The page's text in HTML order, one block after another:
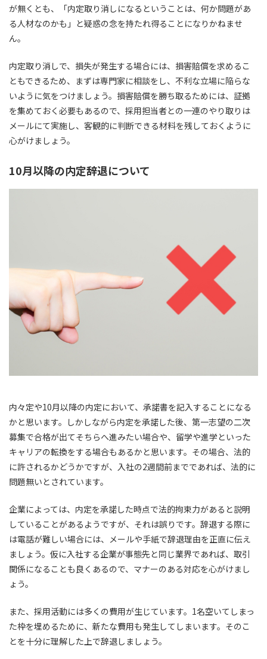
が無くとも、
「内定取り消しになるということは、何か問題があ
る人材なのかも」 と疑惑の念を持たれ得ることになりかねませ
ん。
内定取り消しで、損失が発生する場合には、損害賠償を求めるこ
ともできるため、まずは専門家に相談をし、不利な立場に陥らな
いように気をつけましょう。損害賠償を勝ち取るためには、証拠
を集めておく必要もあるので、 採用担当者との一連のやり取りは
メールにて実施し、客観的に判断できる材料を残しておくように
心がけましょう。
10月以降の内定辞退について
内々定や10月以降の内定において、承諾書を記入することになる
かと思います。しかしながら内定を承諾した後、第一志望の二次
募集で合格が出てそちらへ進みたい場合や、留学や進学といった
キャリアの転換をする場合もあるかと思います。その場合、法的
に許されるかどうかですが、 入社の2週間前までであれば、法的に
問題無いとされています。
企業によっては、 内定を承諾した時点で法的拘束力がある と説明
していることがあるようですが、 それは誤りです。 辞退する際に
は電話が難しい場合には、メールや手紙で辞退理由を正直に伝え
ましょう。仮に入社する企業が事態先と同じ業界であれば、取引
関係になることも良くあるので、 マナーのある対応を心がけまし
ょう。
また、採用活動には多くの費用が生じています。1名空いてしまっ
た枠を埋めるために、新たな費用も発生してしまいます。そのこ
とを十分に理解した上で辞退しましょう。